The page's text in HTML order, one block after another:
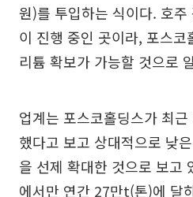
원)를 투입하는 식이다. 호
이 진행 중인 곳이라, 포스코
리튬 확보가 가능할 것으로
업계는 포스코홀딩스가 최
했다고 보고 상대적으로 낮
을 선제 확대한 것으로 보고
에서만 연간 27만t(톤)에 달